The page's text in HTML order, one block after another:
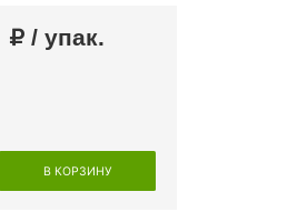
/ упак.
В КОРЗИНУ